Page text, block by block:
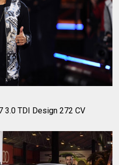
3.0 TDI Design 272 CV